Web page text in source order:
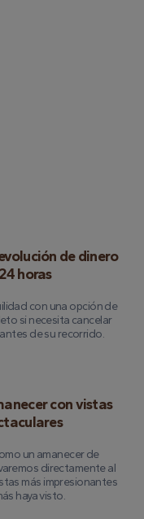
de dinero
horas
con una opción de
si necesita cancelar
de su recorrido.
con vistas
un amanecer de
directamente al
más impresionantes
haya visto.